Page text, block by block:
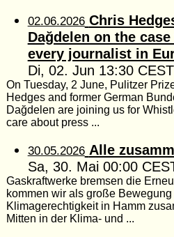
02.06.2026 Chris
Dağdelen on the
every journalist in
Di, 02. Jun 13:30
On Tuesday, 2 June, Pulitzer
Hedges and former German
Dağdelen are joining us for
care about press ...
30.05.2026 Alle
Sa, 30. Mai 00:00
Gaskraftwerke bremsen die
kommen wir als große
Klimagerechtigkeit in Hamm
Mitten in der Klima- und ...